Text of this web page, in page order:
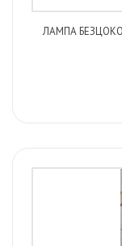
ЛАМПА